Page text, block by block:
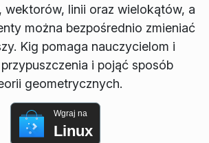
wektorów, linii oraz wielokątów, a
można bezpośrednio zmieniać
Kig pomaga nauczycielom i
i pojąć sposób
geometrycznych.
Wgraj na
Linux